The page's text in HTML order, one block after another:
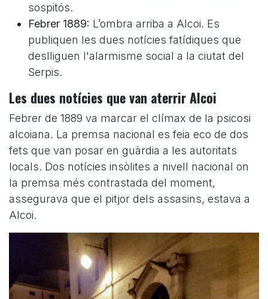
sospitós.
Febrer 1889: L’ombra arriba a Alcoi. Es
publiquen les dues notícies fatídiques que
deslliguen l'alarmisme social a la ciutat del
Serpis.
Les dues notícies que van aterrir Alcoi
Febrer de 1889 va marcar el clímax de la psicosi
alcoiana. La premsa nacional es feia eco de dos
fets que van posar en guàrdia a les autoritats
locals. Dos notícies insòlites a nivell nacional on
la premsa més contrastada del moment,
assegurava que el pitjor dels assasins, estava a
Alcoi.